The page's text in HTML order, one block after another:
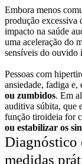
Embora menos
produção excessiva
impacto na saúde
uma aceleração do
sensíveis do ouvido
Pessoas com
ansiedade, fadiga e,
ou zumbidos. Em
auditiva súbita, que
função tiroideia for
ou estabilizar os
Diagnóstico
medidas